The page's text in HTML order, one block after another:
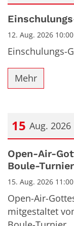
Datum: 12.
12. Aug. 2026
Einschulungs-
Mehr
15 Aug. 2026
Datum: 15.
Open-Air-
Boule-Turnier
15. Aug. 2026
Open-Air-
mitgestaltet